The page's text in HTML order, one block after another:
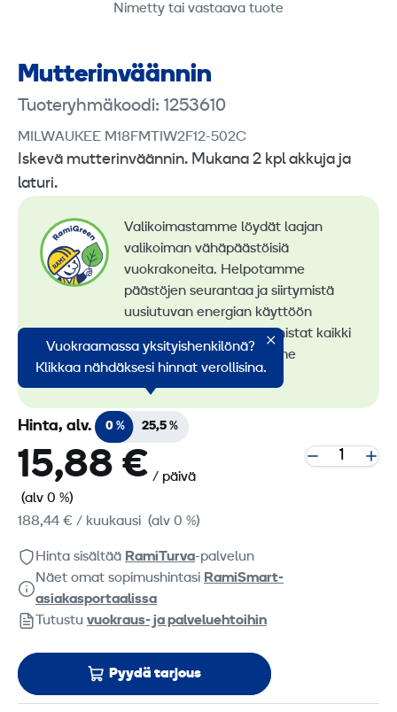
Nimetty tai vastaava tuote
Mutteri­nväännin
Tuoteryhmäkoodi: 1253610
MILWAUKEE M18FMTIW2F12-502C
Iskevä mutterinväännin. Mukana 2 kpl akkuja ja
laturi.
Valikoimastamme löydät laajan
valikoiman vähäpäästöisiä
vuokrakoneita. Helpotamme
päästöjen seurantaa ja siirtymistä
uusiutuvan energian käyttöön
konevuokrauksessa. Tunnistat kaikki
vähäpäästöiset koneemme
RamiGreen-merkistä.
Vuokraamassa yksityishenkilönä?
Klikkaa nähdäksesi hinnat verollisina.
Hinta, alv. 0 % 25,5 %
15,88 € / päivä
(alv 0 %)
188,44 € / kuukausi (alv 0 %)
Hinta sisältää RamiTurva-palvelun
Näet omat sopimushintasi RamiSmart-
asiakasportaalissa
Tutustu vuokraus- ja palveluehtoihin
Pyydä tarjous